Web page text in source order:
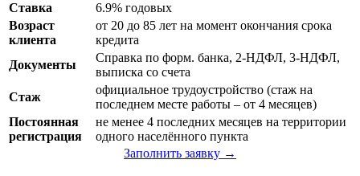
Ставка
6.9% годовых
Возраст
клиента
от 20 до 85 лет на момент окончания срока
кредита
Документы
Справка по форм. банка, 2-НДФЛ, 3-НДФЛ,
выписка со счета
Стаж
официальное трудоустройство (стаж на
последнем месте работы – от 4 месяцев)
Постоянная
регистрация
не менее 4 последних месяцев на территории
одного населённого пункта
Заполнить заявку →